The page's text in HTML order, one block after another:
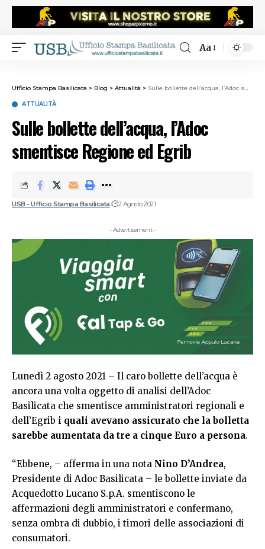
Aa
Ufficio Stampa Basilicata > Blog > Attualità > Sulle bollette dell’acqua, l’Adoc smentisce Regione ed Egrib
ATTUALITÀ
Sulle bollette dell’acqua, l’Adoc
smentisce Regione ed Egrib
USB - Ufficio Stampa Basilicata 2 Agosto 2021
- Advertisement -
Lunedì 2 agosto 2021 – Il caro bollette dell’acqua è
ancora una volta oggetto di analisi dell’Adoc
Basilicata che smentisce amministratori regionali e
dell’Egrib i quali avevano assicurato che la bolletta
sarebbe aumentata da tre a cinque Euro a persona.
“Ebbene, – afferma in una nota Nino D’Andrea,
Presidente di Adoc Basilicata – le bollette inviate da
Acquedotto Lucano S.p.A. smentiscono le
affermazioni degli amministratori e confermano,
senza ombra di dubbio, i timori delle associazioni di
consumatori.